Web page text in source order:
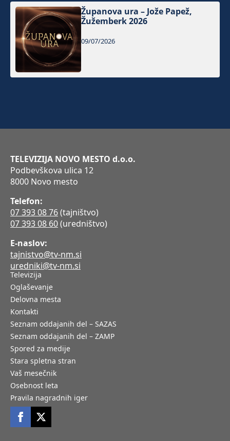
Županova ura – Jože Papež,
Žužemberk 2026
09/07/2026
TELEVIZIJA NOVO MESTO d.o.o.
Podbevškova ulica 12
8000 Novo mesto
Telefon:
07 393 08 76(tajništvo)
07 393 08 60(uredništvo)
E-naslov:
tajnistvo@tv-nm.si
uredniki@tv-nm.si
Televizija
Oglaševanje
Delovna mesta
Kontakti
Seznam oddajanih del – SAZAS
Seznam oddajanih del – ZAMP
Spored za medije
Stara spletna stran
Vaš mesečnik
Osebnost leta
Pravila nagradnih iger